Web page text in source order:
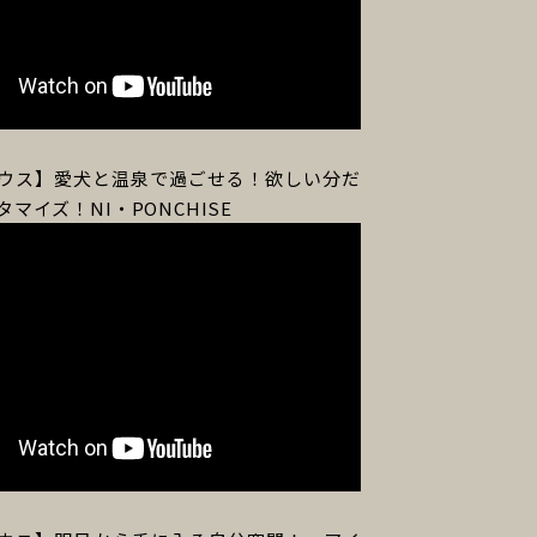
ス】愛犬と温泉で過ごせる！欲しい分だ
マイズ！NI・PONCHISE